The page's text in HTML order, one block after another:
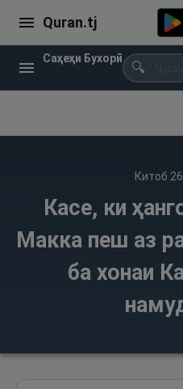
Quran.tj
Саҳеҳи Бухорӣ
🔍
Китоб 26
Касе, ки
Макка пеш аз
ба хонаи